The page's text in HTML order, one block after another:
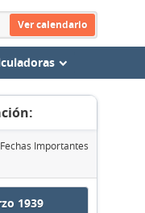
Ver calendario
Fechas Importantes
1939